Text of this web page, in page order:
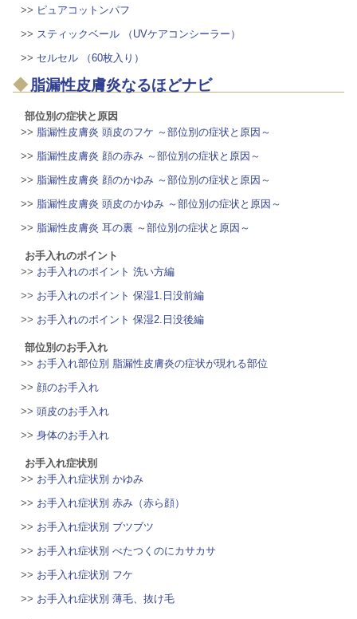
>> ピュアコットンパフ
>> スティックベール （UVケアコンシーラー）
>> セルセル （60枚入り）
脂漏性皮膚炎なるほどナビ
部位別の症状と原因
>> 脂漏性皮膚炎 頭皮のフケ ～部位別の症状と原因～
>> 脂漏性皮膚炎 顔の赤み ～部位別の症状と原因～
>> 脂漏性皮膚炎 顔のかゆみ ～部位別の症状と原因～
>> 脂漏性皮膚炎 頭皮のかゆみ ～部位別の症状と原因～
>> 脂漏性皮膚炎 耳の裏 ～部位別の症状と原因～
お手入れのポイント
>> お手入れのポイント 洗い方編
>> お手入れのポイント 保湿1.日没前編
>> お手入れのポイント 保湿2.日没後編
部位別のお手入れ
>> お手入れ部位別 脂漏性皮膚炎の症状が現れる部位
>> 顔のお手入れ
>>頭皮のお手入れ
>>身体のお手入れ
お手入れ症状別
>> お手入れ症状別 かゆみ
>> お手入れ症状別 赤み（赤ら顔）
>> お手入れ症状別 ブツブツ
>> お手入れ症状別 べたつくのにカサカサ
>> お手入れ症状別 フケ
>> お手入れ症状別 薄毛、抜け毛